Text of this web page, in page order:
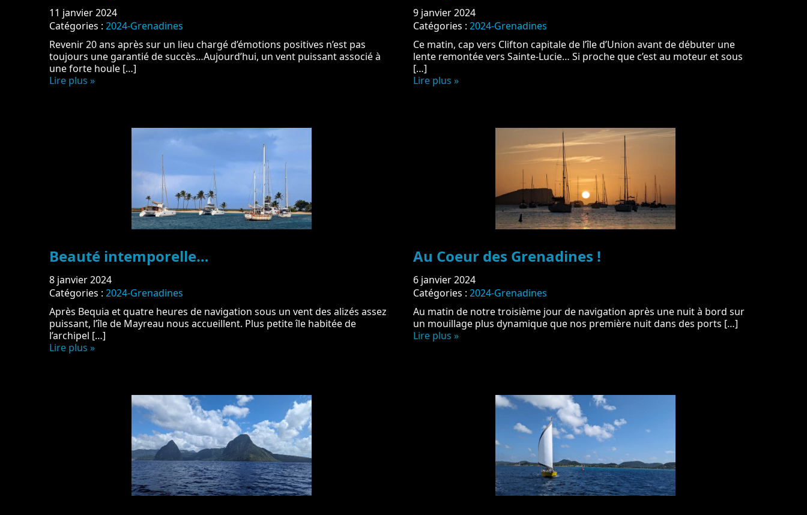
11 janvier 2024
Catégories : 2024-Grenadines
Revenir 20 ans après sur un lieu chargé d’émotions positives n’est pas
toujours une garantié de succès…Aujourd’hui, un vent puissant associé à
une forte houle […]
Lire plus »
9 janvier 2024
Catégories : 2024-Grenadines
Ce matin, cap vers Clifton capitale de l’île d’Union avant de débuter une
lente remontée vers Sainte-Lucie… Si proche que c’est au moteur et sous
[…]
Lire plus »
Beauté intemporelle…
8 janvier 2024
Catégories : 2024-Grenadines
Après Bequia et quatre heures de navigation sous un vent des alizés assez
puissant, l’île de Mayreau nous accueillent. Plus petite île habitée de
l’archipel […]
Lire plus »
Au Coeur des Grenadines !
6 janvier 2024
Catégories : 2024-Grenadines
Au matin de notre troisième jour de navigation après une nuit à bord sur
un mouillage plus dynamique que nos première nuit dans des ports […]
Lire plus »